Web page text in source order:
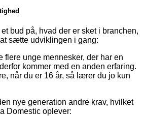
bud på, hvad der er sket i branchen,
sætte udviklingen i gang:
flere unge mennesker, der har en
kommer med en anden erfaring.
når du er 16 år, så lærer du jo kun
nye generation andre krav, hvilket
Domestic oplever: